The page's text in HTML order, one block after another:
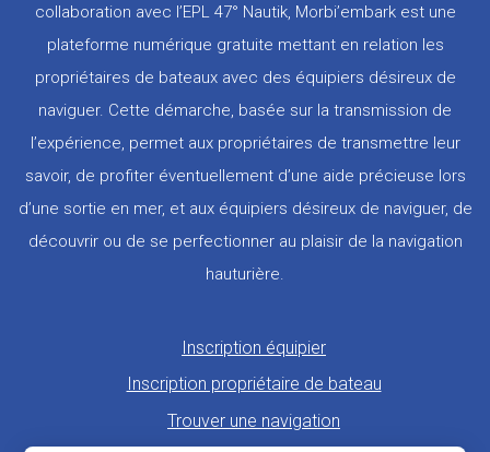
collaboration avec l’EPL 47° Nautik, Morbi’embark est une
plateforme numérique gratuite mettant en relation les
propriétaires de bateaux avec des équipiers désireux de
naviguer. Cette démarche, basée sur la transmission de
l’expérience, permet aux propriétaires de transmettre leur
savoir, de profiter éventuellement d’une aide précieuse lors
d’une sortie en mer, et aux équipiers désireux de naviguer, de
découvrir ou de se perfectionner au plaisir de la navigation
hauturière.
Inscription équipier
Inscription propriétaire de bateau
Trouver une navigation